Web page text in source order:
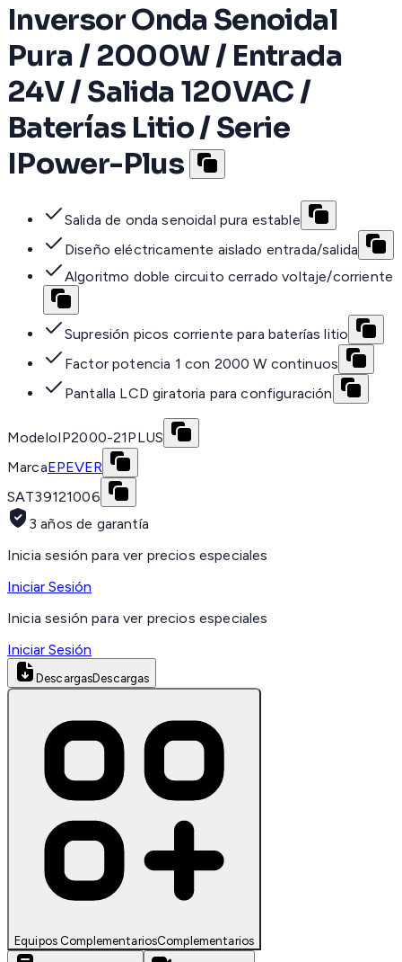
Inversor Onda Senoidal
Pura / 2000W / Entrada
24V / Salida 120VAC /
Baterías Litio / Serie
IPower-Plus
Salida de onda senoidal pura estable
Diseño eléctricamente aislado entrada/salida
Algoritmo doble circuito cerrado voltaje/corriente
Supresión picos corriente para baterías litio
Factor potencia 1 con 2000 W continuos
Pantalla LCD giratoria para configuración
ModeloIP2000-21PLUS
MarcaEPEVER
SAT39121006
3 años de garantía
Inicia sesión para ver precios especiales
Iniciar Sesión
Inicia sesión para ver precios especiales
Iniciar Sesión
DescargasDescargas
Equipos ComplementariosComplementarios